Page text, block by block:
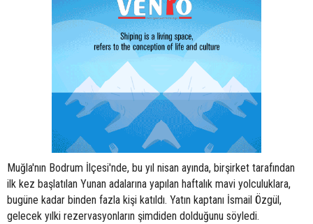
Muğla'nın Bodrum İlçesi'nde, bu yıl nisan ayında, birşirket tarafından
ilk kez başlatılan Yunan adalarına yapılan haftalık mavi yolculuklara,
bugüne kadar binden fazla kişi katıldı. Yatın kaptanı İsmail Özgül,
gelecek yılki rezervasyonların şimdiden dolduğunu söyledi.